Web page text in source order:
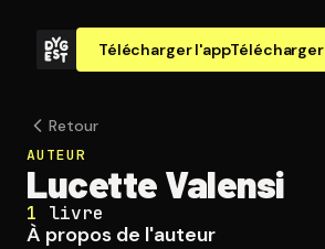
Télécharger l'appTélécharger
Retour
AUTEUR
Lucette Valensi
1 livre
À propos de l'auteur